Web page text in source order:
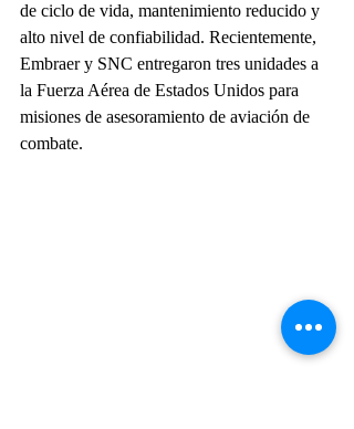
de ciclo de vida, mantenimiento reducido y
alto nivel de confiabilidad. Recientemente,
Embraer y SNC entregaron tres unidades a
la Fuerza Aérea de Estados Unidos para
misiones de asesoramiento de aviación de
combate.